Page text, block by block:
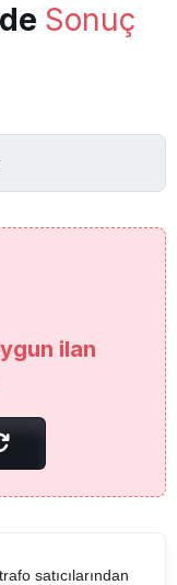
Sonuç
ilan
satıcılarından